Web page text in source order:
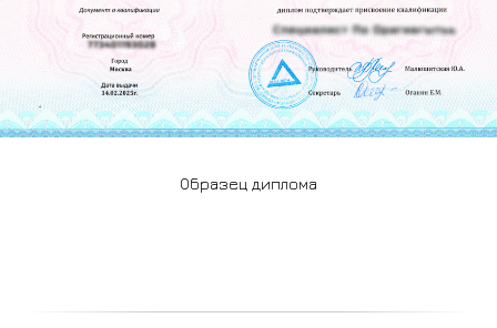
Образец диплома